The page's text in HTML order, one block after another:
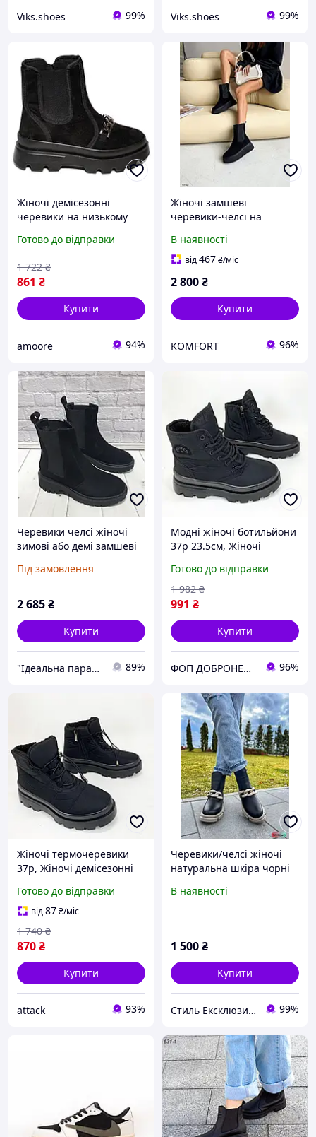
Viks.shoes 99% Viks.shoes 99%
Жіночі демісезонні
черевики на низькому
утеплені флісом челсі на
Готово до відправки
861 ₴
1 722 ₴
Купити
amoore 94%
Жіночі замшеві
черевики-челсі на
В наявності
від467₴/міс
2 800₴
Купити
KOMFORT 96%
Черевики челсі жіночі
зимові або демі замшеві
Під замовлення
2 685₴
Купити
"Ідеальна пара" взуття 89%
Модні жіночі ботильйони
37р 23.5см, Жіночі
низькому ходу Челсі
зимові NI-58
Готово до відправки
991 ₴
1 982 ₴
Купити
ФОП ДОБРОНЕЦЬКА С.М. 96%
Жіночі термочеревики
37р, Жіночі демісезонні
ходу, Челсі з еластичними
вставками CZ-31
Готово до відправки
від87₴/міс
870₴
1 740 ₴
Купити
attack 93%
Черевики/челсі жіночі
натуральна шкіра чорні
В наявності
1 500₴
Купити
Стиль Ексклюзив & 3B 99%